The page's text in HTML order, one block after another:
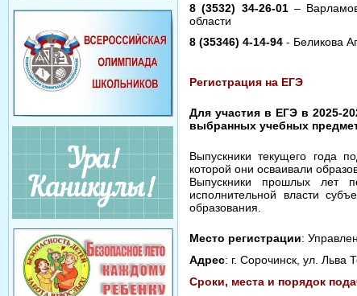
8 (3532) 34-26-01–
области
8 (35346) 4-14-94 - Беликова
Регистрация на ЕГЭ
Для участия в ЕГЭ в 2025-
выбранных учебных
Выпускники текущего года
которой они осваивали
Выпускники прошлых лет
исполнительной власти
образования.
Место регистрации:
Адрес: г. Сорочинск, ул. Льва
Сроки, места и порядок